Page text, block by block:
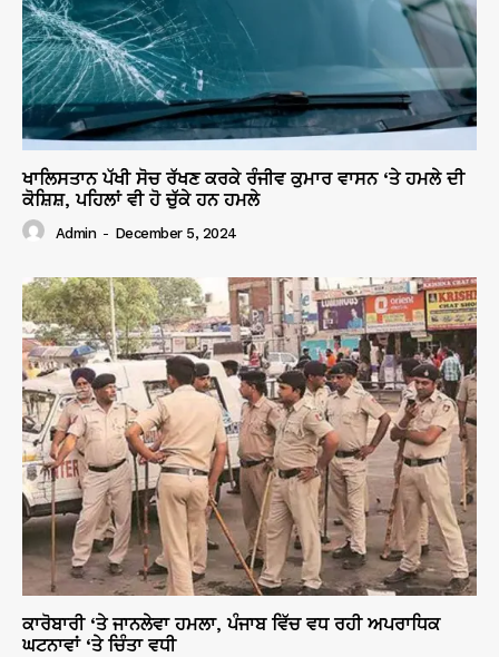
ਖਾਲਿਸਤਾਨ ਪੱਖੀ ਸੋਚ ਰੱਖਣ ਕਰਕੇ ਰੰਜੀਵ ਕੁਮਾਰ ਵਾਸਨ ‘ਤੇ ਹਮਲੇ ਦੀ
ਕੋਸ਼ਿਸ਼, ਪਹਿਲਾਂ ਵੀ ਹੋ ਚੁੱਕੇ ਹਨ ਹਮਲੇ
Admin - December 5, 2024
ਕਾਰੋਬਾਰੀ ‘ਤੇ ਜਾਨਲੇਵਾ ਹਮਲਾ, ਪੰਜਾਬ ਵਿੱਚ ਵਧ ਰਹੀ ਅਪਰਾਧਿਕ
ਘਟਨਾਵਾਂ ‘ਤੇ ਚਿੰਤਾ ਵਧੀ